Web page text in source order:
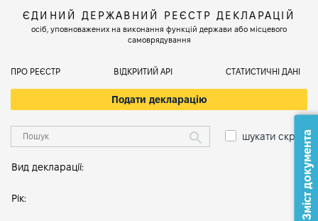
ЄДИНИЙ ДЕРЖАВНИЙ РЕЄСТР ДЕКЛАРАЦІЙ
осіб, уповноважених на виконання функцій держави або місцевого
самоврядування
ПРО РЕЄСТР ВІДКРИТИЙ АРІ СТАТИСТИЧНІ ДАНІ
Подати декларацію
шукати скрізь
Вид декларації:
Рік: Зміст документа